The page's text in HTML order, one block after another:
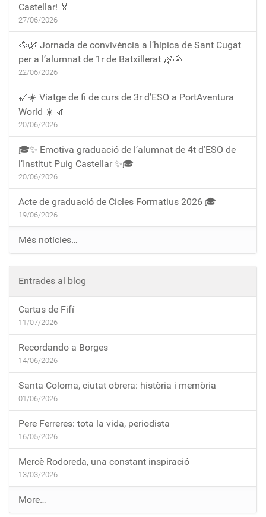
Castellar! 🏅
27/06/2026
🐴🌿 Jornada de convivència a l’hípica de Sant Cugat
per a l’alumnat de 1r de Batxillerat 🌿🐴
22/06/2026
🎢☀️ Viatge de fi de curs de 3r d’ESO a PortAventura
World ☀️🎢
20/06/2026
🎓✨ Emotiva graduació de l’alumnat de 4t d’ESO de
l’Institut Puig Castellar ✨🎓
20/06/2026
Acte de graduació de Cicles Formatius 2026 🎓
19/06/2026
Més notícies…
Entrades al blog
Cartas de Fifí
11/07/2026
Recordando a Borges
14/06/2026
Santa Coloma, ciutat obrera: història i memòria
01/06/2026
Pere Ferreres: tota la vida, periodista
16/05/2026
Mercè Rodoreda, una constant inspiració
13/03/2026
E
n
More…